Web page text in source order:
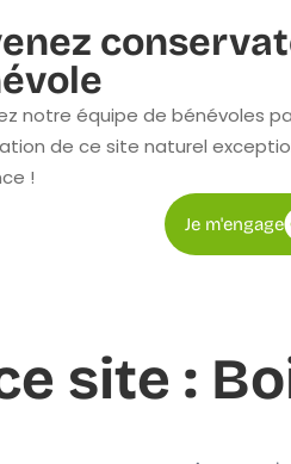
notre équipe de bénévoles
de ce site naturel
!
Je m'engage
site :